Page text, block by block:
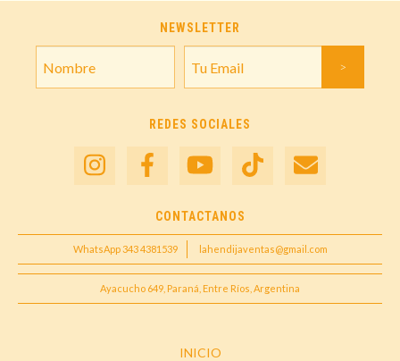
NEWSLETTER
REDES SOCIALES
CONTACTANOS
WhatsApp 343 4381539 lahendijaventas@gmail.com
Ayacucho 649, Paraná, Entre Ríos, Argentina
INICIO